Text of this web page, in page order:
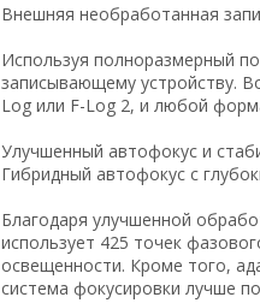
Внешняя необработанная
Используя полноразмерный
записывающему устройству.
Log или F-Log 2, и любой
Улучшенный автофокус и
Гибридный автофокус с
Благодаря улучшенной
использует 425 точек
освещенности. Кроме того,
система фокусировки лучше